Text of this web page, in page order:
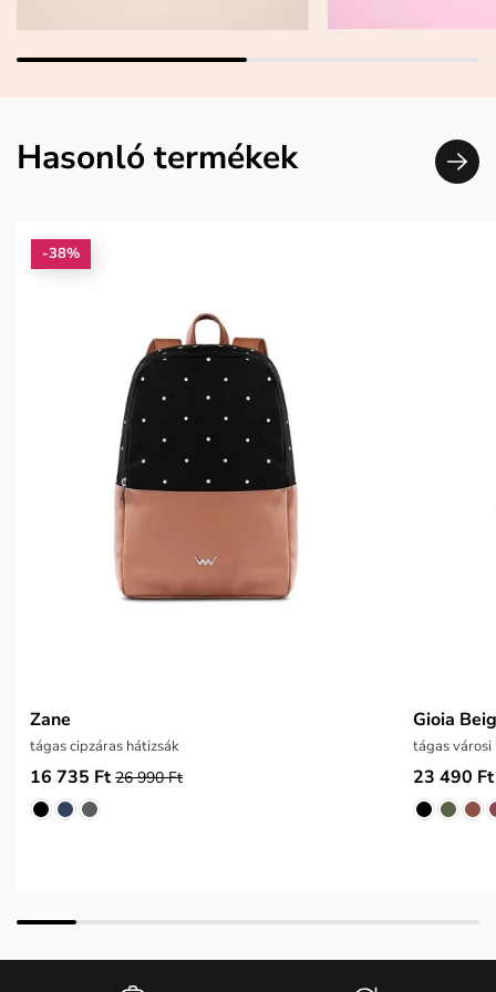
Hasonló termékek
-38%
Zane
tágas cipzáras hátizsák
16 735 Ft 26 990 Ft
Gioia
tágas városi
23 490 Ft